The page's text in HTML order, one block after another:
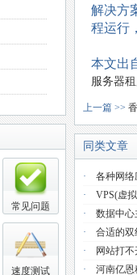
常见问题
速度测试
解决方
程运行
本文出
服务器
上一篇 >>
同类文章
· 各种网络
· VPS(虚
· 数据中心
· 合适的双
·
网站打
· 河南亿恩